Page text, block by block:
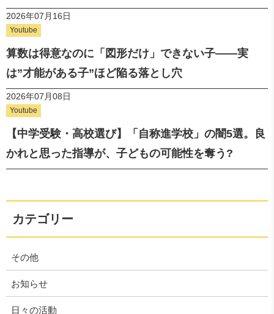
2026年07月16日
Youtube
算数は得意なのに「図形だけ」できない子——実
は”才能がある子”ほど陥る落とし穴
2026年07月08日
Youtube
【中学受験・高校選び】「自称進学校」の闇5選。良
かれと思った指導が、子どもの可能性を奪う?
カテゴリー
その他
お知らせ
日々の活動